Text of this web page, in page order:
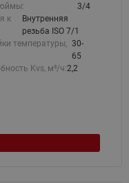
3/4
к
Внутренняя
резьба ISO 7/1
температуры, 30-
65
Kvs, м³/ч:2,2